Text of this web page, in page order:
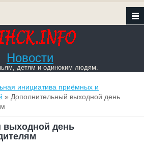
Новости
детям и одиноким людям.
инициатива приёмных и
» Дополнительный выходной день
выходной день